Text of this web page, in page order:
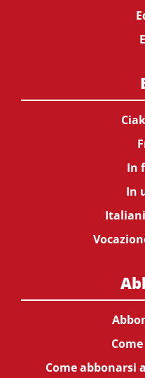
In
In
Come abbonarsi